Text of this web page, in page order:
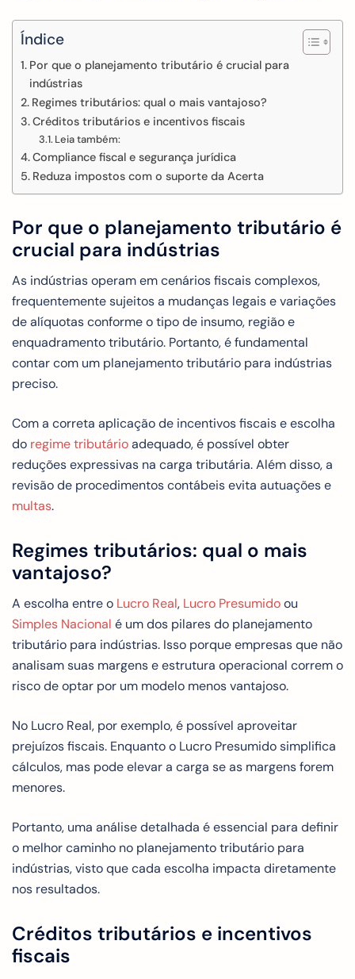
Índice
Por que o planejamento tributário é crucial para
indústrias
Regimes tributários: qual o mais vantajoso?
Créditos tributários e incentivos fiscais
Leia também:
Compliance fiscal e segurança jurídica
Reduza impostos com o suporte da Acerta
Por que o planejamento tributário é
crucial para indústrias
As indústrias operam em cenários fiscais complexos,
frequentemente sujeitos a mudanças legais e variações
de alíquotas conforme o tipo de insumo, região e
enquadramento tributário. Portanto, é fundamental
contar com um planejamento tributário para indústrias
preciso.
Com a correta aplicação de incentivos fiscais e escolha
do regime tributárioadequado, é possível obter
reduções expressivas na carga tributária. Além disso, a
revisão de procedimentos contábeis evita autuações e
multas.
Regimes tributários: qual o mais
vantajoso?
A escolha entre o Lucro Real, Lucro Presumidoou
Simples Nacional é um dos pilares do planejamento
tributário para indústrias. Isso porque empresas que não
analisam suas margens e estrutura operacional correm o
risco de optar por um modelo menos vantajoso.
No Lucro Real, por exemplo, é possível aproveitar
prejuízos fiscais. Enquanto o Lucro Presumido simplifica
cálculos, mas pode elevar a carga se as margens forem
menores.
Portanto, uma análise detalhada é essencial para definir
o melhor caminho no planejamento tributário para
indústrias, visto que cada escolha impacta diretamente
nos resultados.
Créditos tributários e incentivos
fiscais